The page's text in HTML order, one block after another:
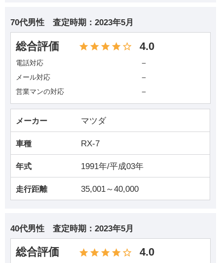
70代男性 査定時期： 2023年5月
総合評価 4.0
電話対応 －
メール対応 －
営業マンの対応 －
メーカー マツダ
車種 RX-7
年式 1991年/平成03年
走行距離 35,001～40,000
40代男性 査定時期： 2023年5月
総合評価 4.0